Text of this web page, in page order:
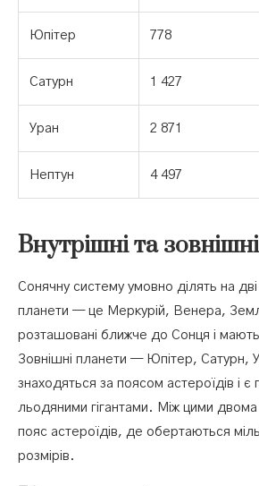
Юпітер 778
Сатурн 1 427
Уран 2 871
Нептун 4 497
Внутрішні та
Сонячну систему умовно ділять на
планети — це Меркурій, Венера,
розташовані ближче до Сонця і
Зовнішні планети — Юпітер, Сатурн,
знаходяться за поясом астероїдів і є
льодяними гігантами. Між цими
пояс астероїдів, де обертаються
розмірів.